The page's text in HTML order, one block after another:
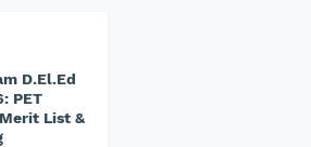
D.El.Ed
PET
List &